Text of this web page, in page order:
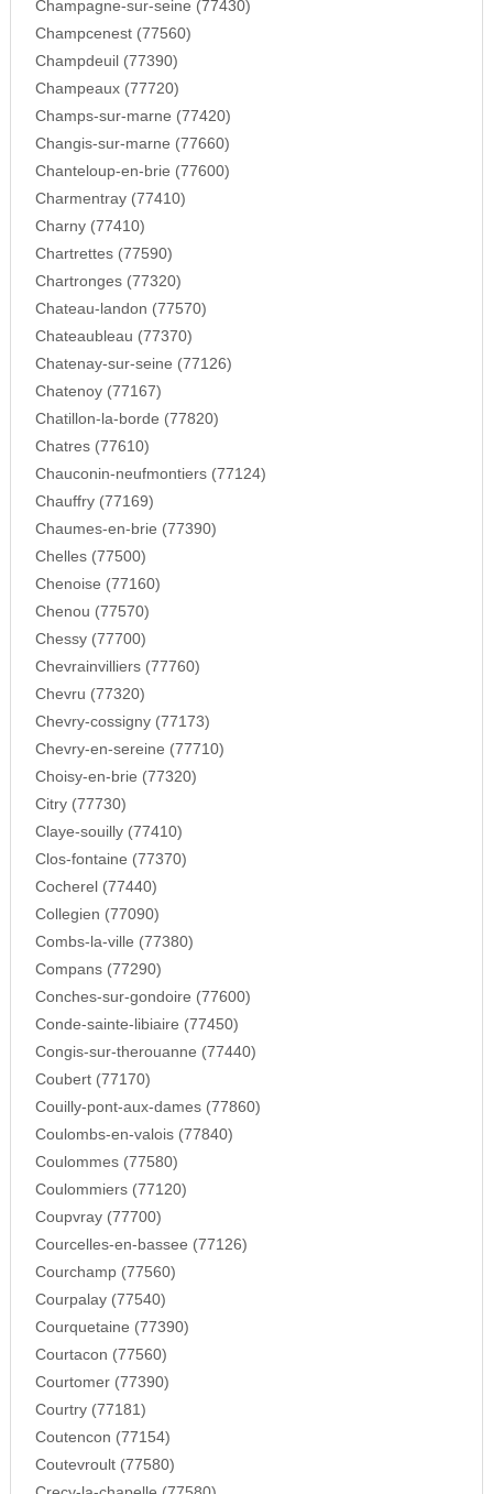
Champagne-sur-seine (77430)
Champcenest (77560)
Champdeuil (77390)
Champeaux (77720)
Champs-sur-marne (77420)
Changis-sur-marne (77660)
Chanteloup-en-brie (77600)
Charmentray (77410)
Charny (77410)
Chartrettes (77590)
Chartronges (77320)
Chateau-landon (77570)
Chateaubleau (77370)
Chatenay-sur-seine (77126)
Chatenoy (77167)
Chatillon-la-borde (77820)
Chatres (77610)
Chauconin-neufmontiers (77124)
Chauffry (77169)
Chaumes-en-brie (77390)
Chelles (77500)
Chenoise (77160)
Chenou (77570)
Chessy (77700)
Chevrainvilliers (77760)
Chevru (77320)
Chevry-cossigny (77173)
Chevry-en-sereine (77710)
Choisy-en-brie (77320)
Citry (77730)
Claye-souilly (77410)
Clos-fontaine (77370)
Cocherel (77440)
Collegien (77090)
Combs-la-ville (77380)
Compans (77290)
Conches-sur-gondoire (77600)
Conde-sainte-libiaire (77450)
Congis-sur-therouanne (77440)
Coubert (77170)
Couilly-pont-aux-dames (77860)
Coulombs-en-valois (77840)
Coulommes (77580)
Coulommiers (77120)
Coupvray (77700)
Courcelles-en-bassee (77126)
Courchamp (77560)
Courpalay (77540)
Courquetaine (77390)
Courtacon (77560)
Courtomer (77390)
Courtry (77181)
Coutencon (77154)
Coutevroult (77580)